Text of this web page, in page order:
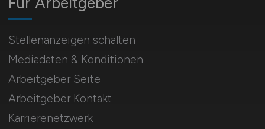
Stellenanzeigen schalten
Mediadaten & Konditionen
Arbeitgeber Seite
Arbeitgeber Kontakt
Karrierenetzwerk